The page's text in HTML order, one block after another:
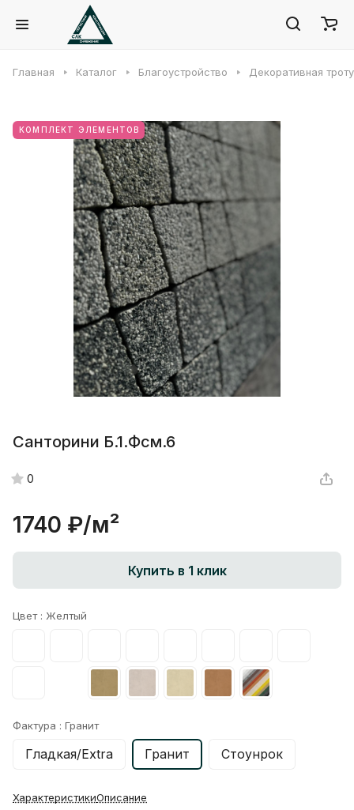
Главная Каталог Благоустройство Декоративная
КОМПЛЕКТ ЭЛЕМЕНТОВ
Санторини Б.1.Фсм.6
0
1740 ₽/м²
Купить в 1 клик
Цвет : Желтый
Фактура : Гранит
Гладкая/Extra Гранит Стоунрок
ХарактеристикиОписание